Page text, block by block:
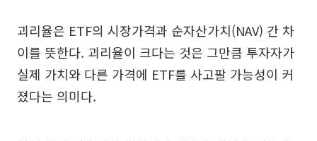
괴리율은 ETF의 시장가격과 순자산가치(NAV) 간 차
이를 뜻한다. 괴리율이 크다는 것은 그만큼 투자자가
실제 가치와 다른 가격에 ETF를 사고팔 가능성이 커
졌다는 의미다.